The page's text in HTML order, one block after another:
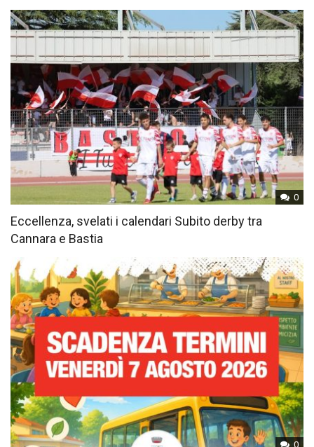
0
Eccellenza, svelati i calendari Subito derby tra
Cannara e Bastia
0